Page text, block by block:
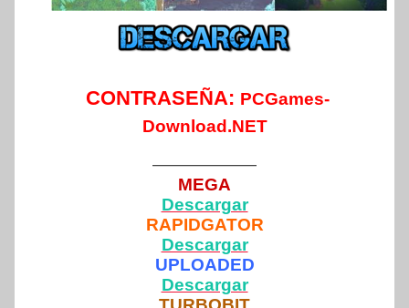
CONTRASEÑA: PCGames-
Download.NET
——————
MEGA
Descargar
RAPIDGATOR
Descargar
UPLOADED
Descargar